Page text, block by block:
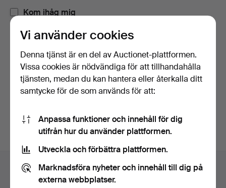
Kom ihåg mig
Logga in
eller logga in via Facebook här
Sidfotsnavigation
Hjälp och kontakt
Kontakta support
Vi använder cookies
Denna tjänst är en del av Auctionet-plattformen.
Vissa cookies är nödvändiga för att tillhandahålla
tjänsten, medan du kan hantera eller återkalla ditt
samtycke för de som används för att:
Anpassa funktioner och innehåll för dig
utifrån hur du använder plattformen.
Utveckla och förbättra plattformen.
Marknadsföra nyheter och innehåll till dig på
externa webbplatser.